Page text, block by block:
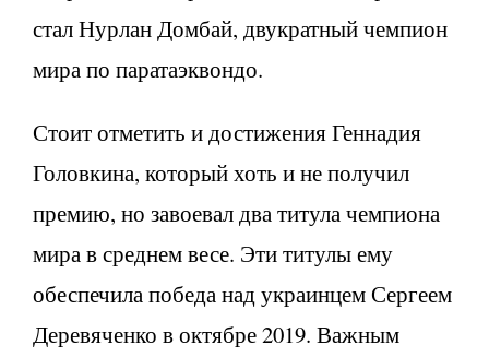
стал Нурлан Домбай, двукратный чемпион
мира по паратаэквондо.
Стоит отметить и достижения Геннадия
Головкина, который хоть и не получил
премию, но завоевал два титула чемпиона
мира в среднем весе. Эти титулы ему
обеспечила победа над украинцем Сергеем
Деревяченко в октябре 2019. Важным